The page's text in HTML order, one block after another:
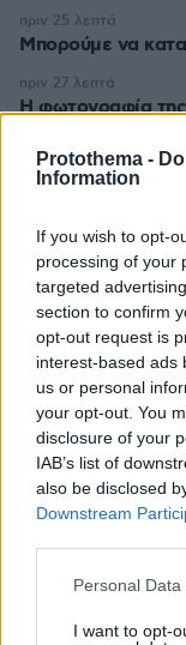
Protothema -
Information
If you wish to opt-
processing of your
targeted
section to confirm
opt-out request is
interest-based ads
us or personal
your opt-out. You
disclosure of your
IAB’s list of
also be disclosed
Downstream
Please note that
not limited to your
Personal
I want to opt-
Μπορούμε να
πριν 25 λεπτά
Η φωτογραφία της
πριν 27 λεπτά
είχε συλλάβει
πριν 33 λεπτά
Οι 10 «ήσυχες»
πριν 37 λεπτά
Τήνος: Μια
αξιοθέατα του
πριν μία ώρα
«Προδίδει τη
ζήτησε να
για να μην
πριν μία ώρα